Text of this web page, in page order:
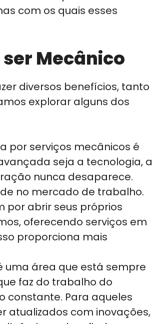
com os quais esses
Mecânico
diversos benefícios, tanto
explorar alguns dos
por serviços mecânicos é
seja a tecnologia, a
nunca desaparece.
no mercado de trabalho.
por abrir seus próprios
oferecendo serviços em
proporciona mais
uma área que está sempre
faz do trabalho do
constante. Para aqueles
atualizados com inovações,